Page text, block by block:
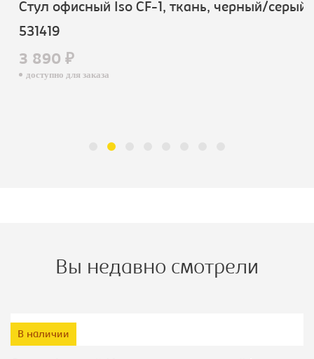
Стул офисный Iso CF-1, ткань, черный/серый,
531419
3 890 ₽
доступно для заказа
Вы недавно смотрели
В наличии